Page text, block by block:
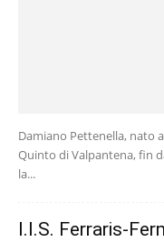
Damiano Pettenella, nato
Quinto di Valpantena, fin
la...
I.I.S. Ferraris-